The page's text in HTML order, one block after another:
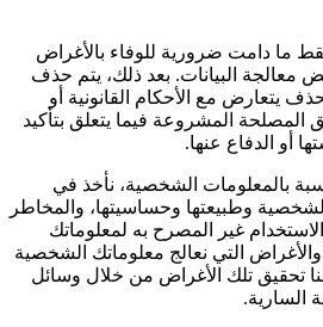
ما دامت ضرورية للوفاء بالأغراض
معالجة البيانات. بعد ذلك، يتم حذف
يتعارض مع الأحكام القانونية أو
المصلحة المشروعة فيما يتعلق بتأكيد
أو الدفاع عنها.
بالمعلومات الشخصية، نأخذ في
الشخصية وطبيعتها وحساسيتها، والمخاطر
غير المصرح به لمعلوماتك
التي نعالج معلوماتك الشخصية
تحقيق تلك الأغراض من خلال وسائل
السارية.